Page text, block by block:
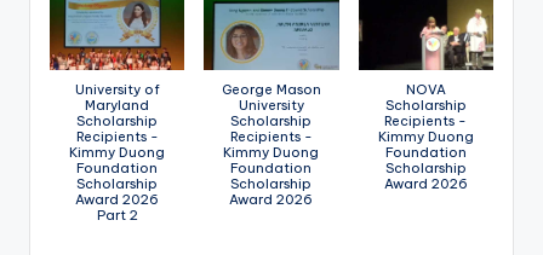
University of
Maryland
Scholarship
Recipients -
Kimmy Duong
Foundation
Scholarship
Award 2026
Part 2
George Mason
University
Scholarship
Recipients -
Kimmy Duong
Foundation
Scholarship
Award 2026
NOVA
Scholarship
Recipients -
Kimmy Duong
Foundation
Scholarship
Award 2026